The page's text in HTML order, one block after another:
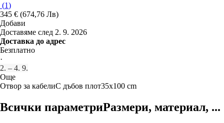
(1)
345 € (674,76 Лв)
Добави
Доставяме след 2. 9. 2026
Доставка до адрес
Безплатно
·
2. – 4. 9.
Още
Отвор за кабелиС дъбов плот35x100 cm
Всички параметриРазмери, материал, ...